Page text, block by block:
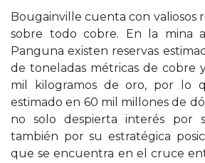
Bougainville cuenta con valiosos
sobre todo cobre. En la mina
Panguna existen reservas
de toneladas métricas de cobre
mil kilogramos de oro, por lo
estimado en 60 mil millones de
no solo despierta interés por
también por su estratégica
que se encuentra en el cruce